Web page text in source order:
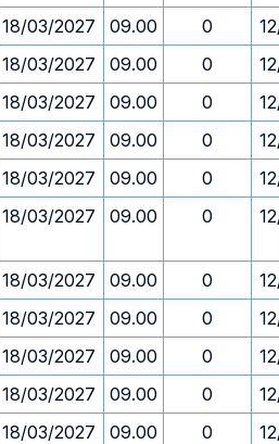
18/03/2027 09.00 0
18/03/2027 09.00 0
18/03/2027 09.00 0
18/03/2027 09.00 0
18/03/2027 09.00 0
18/03/2027 09.00 0
18/03/2027 09.00 0
18/03/2027 09.00 0
18/03/2027 09.00 0
18/03/2027 09.00 0
18/03/2027 09.00 0